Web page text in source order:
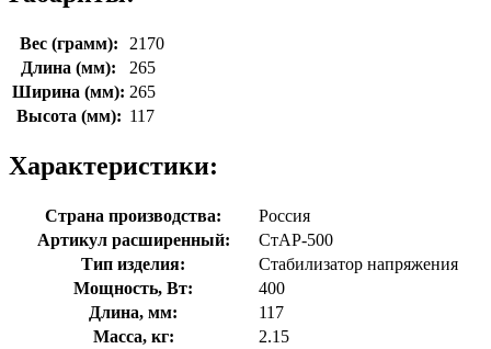
Вес (грамм):
2170
Длина (мм):
265
Ширина (мм): 265
Высота (мм): 117
Характеристики:
Страна производства:
Россия
Артикул расширенный:
СтАР-500
Тип изделия:
Стабилизатор напряжения
Мощность, Вт:
400
Длина, мм:
117
Масса, кг:
2.15